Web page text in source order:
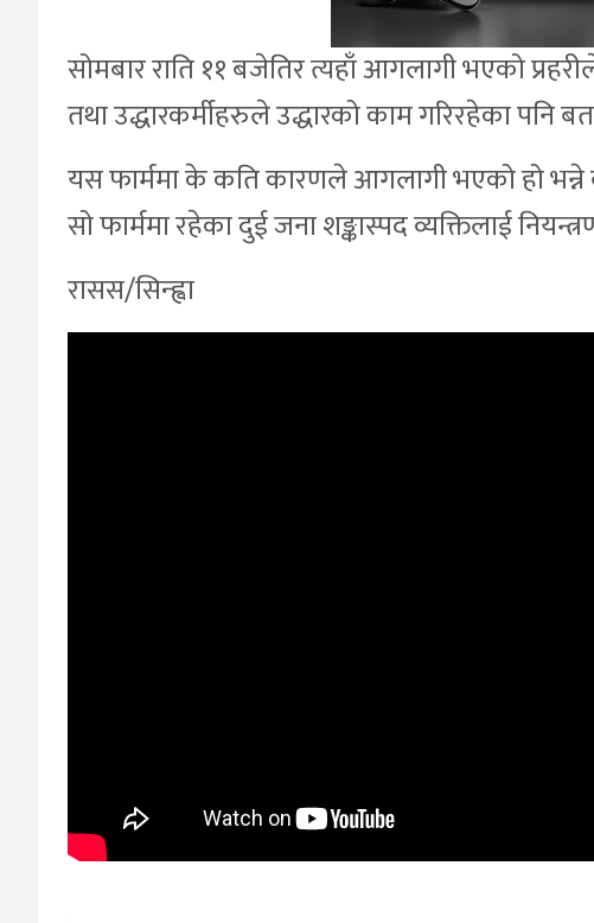
सोमबार राति ११ बजेतिर त्यहाँ आगलागी भएको
तथा उद्धारकर्मीहरुले उद्धारको काम गरिरहेका पनि
यस फार्ममा के कति कारणले आगलागी भएको हो भन्ने
सो फार्ममा रहेका दुई जना शङ्कास्पद व्यक्तिलाई
रासस/सिन्ह्वा